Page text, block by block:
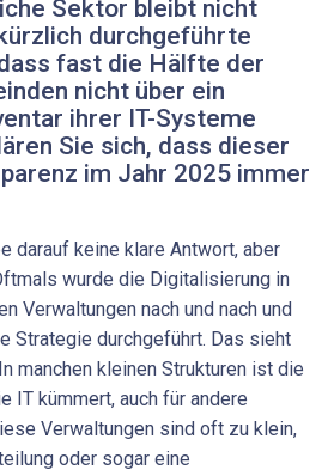
Sektor bleibt nicht
durchgeführte
fast die Hälfte der
nicht über ein
ihrer IT-Systeme
Sie sich, dass dieser
im Jahr 2025 immer
darauf keine klare Antwort, aber
wurde die Digitalisierung in
Verwaltungen nach und nach und
Strategie durchgeführt. Das sieht
manchen kleinen Strukturen ist die
IT kümmert, auch für andere
Verwaltungen sind oft zu klein,
oder sogar eine